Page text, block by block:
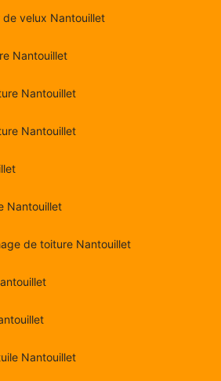
de velux Nantouillet
Nantouillet
Nantouillet
Nantouillet
Nantouillet
de toiture Nantouillet
Nantouillet